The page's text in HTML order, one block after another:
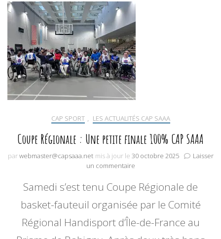
CAP SPORT , LES ACTUALITÉS CAP SAAA
Coupe Régionale : Une petite finale 100% CAP SAAA
parwebmaster@capsaaa.net mis à jour le 30 octobre 2025
Laisser
un commentairesur
Régionale
Une
finale
Samedi s’est tenu Coupe Régionale de
basket-fauteuil organisée par le Comité
Régional Handisport d’Île-de-France au